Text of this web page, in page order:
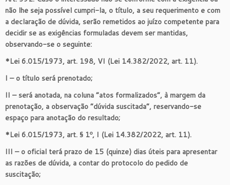
não lhe seja possível cumpri-la, o título, a seu requerimento e com
a declaração de dúvida, serão remetidos ao juízo competente para
decidir se as exigências formuladas devem ser mantidas,
observando-se o seguinte:
*Lei 6.015/1973, art. 198, VI (Lei 14.382/2022, art. 11).
I – o título será prenotado;
II – será anotada, na coluna “atos formalizados”, à margem da
prenotação, a observação “dúvida suscitada”, reservando-se
espaço para anotação do resultado;
*Lei 6.015/1973, art. § 1º, I (Lei 14.382/2022, art. 11).
III – o oficial terá prazo de 15 (quinze) dias úteis para apresentar
as razões de dúvida, a contar do protocolo do pedido de
suscitação;